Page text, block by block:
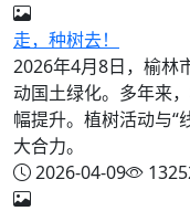
走，种树去！
2026年4月8日，榆林
动国土绿化。多年来
幅提升。植树活动与“
大合力。
2026-04-09